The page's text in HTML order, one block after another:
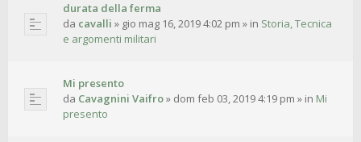
durata della ferma
da cavalli » gio mag 16, 2019 4:02 pm » in Storia, Tecnica
e argomenti militari
Mi presento
da Cavagnini Vaifro» dom feb 03, 2019 4:19 pm » in Mi
presento